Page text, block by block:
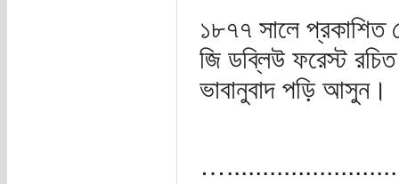
১৮৭৭ সালে
জি ডব্লিউ ফরেস্ট
ভাবানুবাদ পড়ি আসুন।